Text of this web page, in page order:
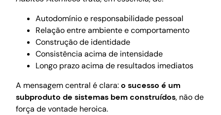
Autodomínio e responsabilidade pessoal
Relação entre ambiente e comportamento
Construção de identidade
Consistência acima de intensidade
Longo prazo acima de resultados imediatos
A mensagem central é clara:o sucesso é um
subproduto de sistemas bem construídos, não de
força de vontade heroica.